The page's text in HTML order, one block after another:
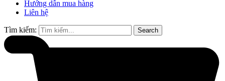
Hướng dẫn mua hàng
Liên hệ
Tìm kiếm: Search